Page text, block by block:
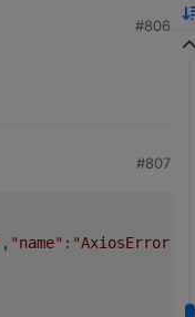
#806
#807
, "name" : "AxiosError"